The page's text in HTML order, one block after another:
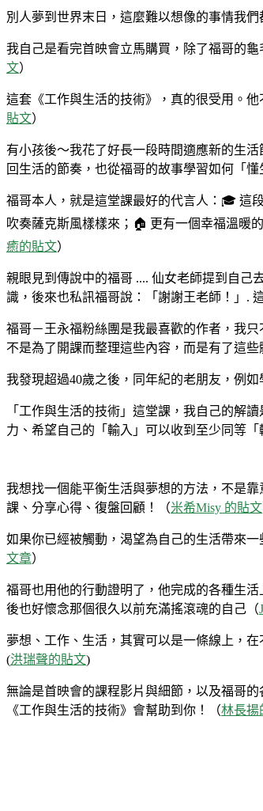
別人夢到世界末日，這麼難以想像的事情我
我自己是看完首映會立馬購買，除了福哥的
文）
這套《工作與生活的技術》，真的很受用。
貼文）
有小孩後～我花了好長一段時間適應新的生
回生活的節奏，也從福哥的故事學習如何「懂
福哥本人，就是這堂課最好的代言人：🎓 這
吹奏薩克斯風樣樣來；🏠 更有一個幸福溫暖
癒的貼文）
親眼見到傳說中的福哥 .... 仙女老師提到自己
識，後來也私訊福哥說：「謝謝王老師！」.
福哥－王永福粉絲團是我最喜歡的作者，我
不是為了開課而整理這些內容，而是有了這
我發現超過40歲之後，同年紀的老朋友，例
「工作與生活的技術」這堂課，我自己的解
力、希望自己的「輸入」可以收到至少同等
我想找一個能平衡生活與夢想的方法，不是
課、分享心得、復盤回顧！（米希Misy 的貼文
如果你已經被觸動，渴望為自己的生活帶來
文章）
福哥也用他的行動證明了，他完成的各種生
後也好懷念那個很久以前充滿搖滾魂的自己（
夢想、工作、生活，其實可以是一條線上，
(洪瑞聲的貼文)
無論是首映會的課程影片與細節，以及福哥
《工作與生活的技術》會幫助到你！（林長揚